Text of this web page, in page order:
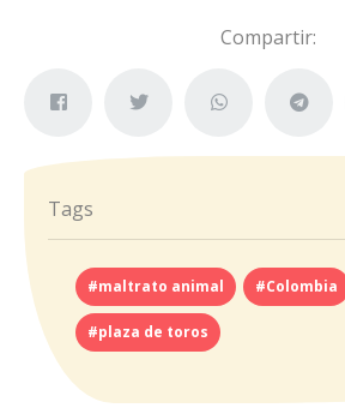
Compartir:
Tags
#maltrato animal #Colombia
#plaza de toros